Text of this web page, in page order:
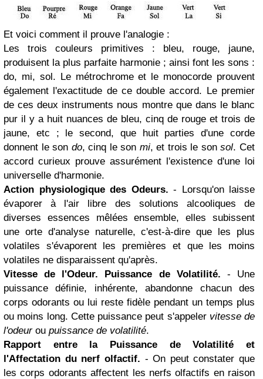
Et voici comment il prouve l'analogie :
Les trois couleurs primitives : bleu, rouge, jaune,
produisent la plus parfaite harmonie ; ainsi font les sons :
do, mi, sol. Le métrochrome et le monocorde prouvent
également l'exactitude de ce double accord. Le premier
de ces deux instruments nous montre que dans le blanc
pur il y a huit nuances de bleu, cinq de rouge et trois de
jaune, etc ; le second, que huit parties d'une corde
donnent le son do, cinq le son mi, et trois le sonsol. Cet
accord curieux prouve assurément l'existence d'une loi
universelle d'harmonie.
Action physiologique des Odeurs. - Lorsqu'on laisse
évaporer à l'air libre des solutions alcooliques de
diverses essences mêlées ensemble, elles subissent
une orte d'analyse naturelle, c'est-à-dire que les plus
volatiles s'évaporent les premières et que les moins
volatiles ne disparaissent qu'après.
Vitesse de l'Odeur. Puissance de Volatilité. - Une
puissance définie, inhérente, abandonne chacun des
corps odorants ou lui reste fidèle pendant un temps plus
ou moins long. Cette puissance peut s'appeler vitesse de
l'odeurou puissance de volatilité.
Rapport entre la Puissance de Volatilité et
l'Affectation du nerf olfactif. - On peut constater que
les corps odorants affectent les nerfs olfactifs en raison